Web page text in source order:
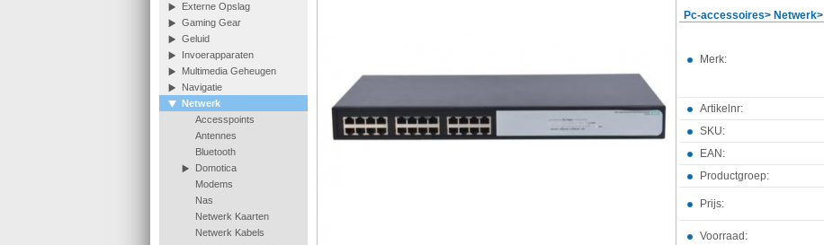
Externe Opslag
Gaming Gear
Geluid
Invoerapparaten
Multimedia Geheugen
Navigatie
Netwerk
Accesspoints
Antennes
Bluetooth
Domotica
Modems
Nas
Netwerk Kaarten
Netwerk Kabels
Pc-accessoires> Netwerk>
Merk:
Artikelnr:
SKU:
EAN:
Productgroep:
Prijs:
Voorraad: